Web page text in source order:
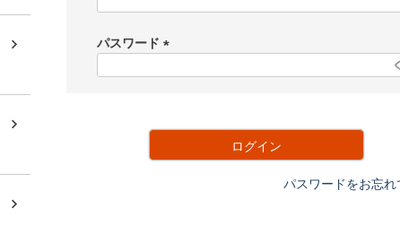
)
パスワード
ログイン
パスワードをお忘れ